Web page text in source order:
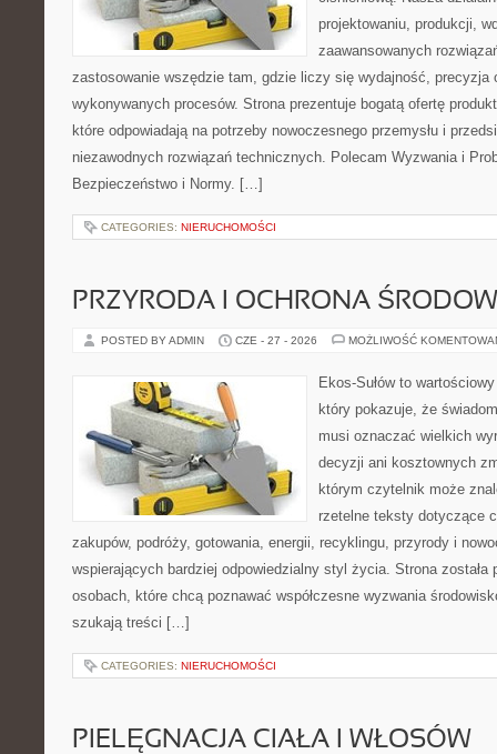
projektowaniu, produkcji,
zaawansowanych
zastosowanie wszędzie tam, gdzie liczy się wydajność, precyzja
wykonywanych procesów. Strona prezentuje bogatą ofertę
które odpowiadają na potrzeby nowoczesnego przemysłu i
niezawodnych rozwiązań technicznych. Polecam Wyzwania i
Bezpieczeństwo i Normy. […]
CATEGORIES: NIERUCHOMOŚCI
PRZYRODA I OCHRONA
POSTED BY ADMIN CZE - 27 - 2026 MOŻLIWOŚĆ
Ekos-Sułów to
który pokazuje, że
musi oznaczać wielkich
decyzji ani kosztownych
którym czytelnik może
rzetelne teksty dotyczące
zakupów, podróży, gotowania, energii, recyklingu, przyrody i
wspierających bardziej odpowiedzialny styl życia. Strona została
osobach, które chcą poznawać współczesne wyzwania
szukają treści […]
CATEGORIES: NIERUCHOMOŚCI
PIELĘGNACJA CIAŁA I WŁOSÓW